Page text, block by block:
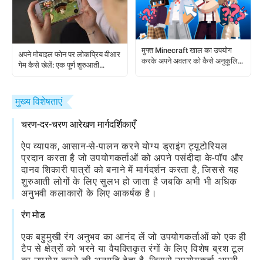
अपने मोबाइल फोन पर लोकप्रिय वीआर
गेम कैसे खेलें: एक पूर्ण शुरुआती
मुफ्त Minecraft खाल का उपयोग
करके अपने अवतार को कैसे अनुकूलित
मुख्य विशेषताएं
चरण-दर-चरण आरेखण मार्गदर्शिकाएँ
ऐप व्यापक, आसान-से-पालन करने योग्य ड्राइंग ट्यूटोरियल
प्रदान करता है जो उपयोगकर्ताओं को अपने पसंदीदा के-पॉप और
दानव शिकारी पात्रों को बनाने में मार्गदर्शन करता है, जिससे यह
शुरुआती लोगों के लिए सुलभ हो जाता है जबकि अभी भी अधिक
अनुभवी कलाकारों के लिए आकर्षक है।
रंग मोड
एक बहुमुखी रंग अनुभव का आनंद लें जो उपयोगकर्ताओं को एक ही
टैप से क्षेत्रों को भरने या वैयक्तिकृत रंगों के लिए विशेष ब्रश टूल